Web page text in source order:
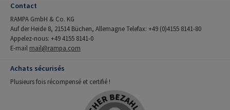
Contact
RAMPA GmbH & Co. KG
Auf der Heide 8, 21514 Büchen, Allemagne Telefax: +49 (0)4155 8141-80
Appelez-nous: +49 4155 8141-0
E-mail mail@rampa.com
Achats sécurisés
Plusieurs fois récompensé et certifié !